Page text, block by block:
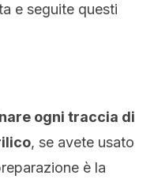
e seguite questi
ogni traccia di
, se avete usato
è la